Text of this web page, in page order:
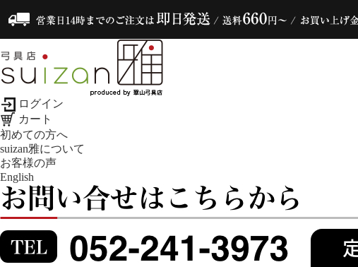
ログイン
カート
初めての方へ
suizan雅について
お客様の声
English